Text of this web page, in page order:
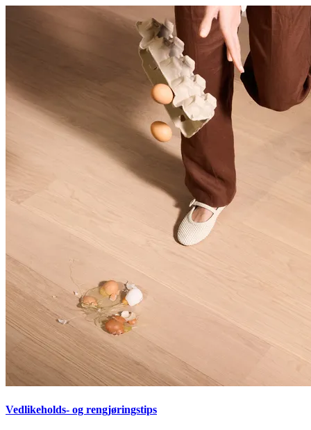
Vedlikeholds- og rengjøringstips